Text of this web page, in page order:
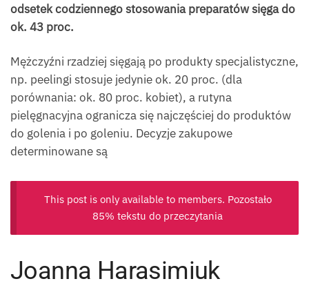
odsetek codziennego stosowania preparatów sięga do
ok. 43 proc.
Mężczyźni rzadziej sięgają po produkty specjalistyczne,
np. peelingi stosuje jedynie ok. 20 proc. (dla
porównania: ok. 80 proc. kobiet), a rutyna
pielęgnacyjna ogranicza się najczęściej do produktów
do golenia i po goleniu. Decyzje zakupowe
determinowane są
This post is only available to members. Pozostało
85% tekstu do przeczytania
Joanna Harasimiuk